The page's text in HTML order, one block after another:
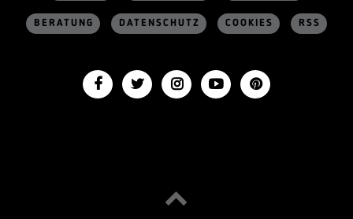
BERATUNG DATENSCHUTZ COOKIES RSS